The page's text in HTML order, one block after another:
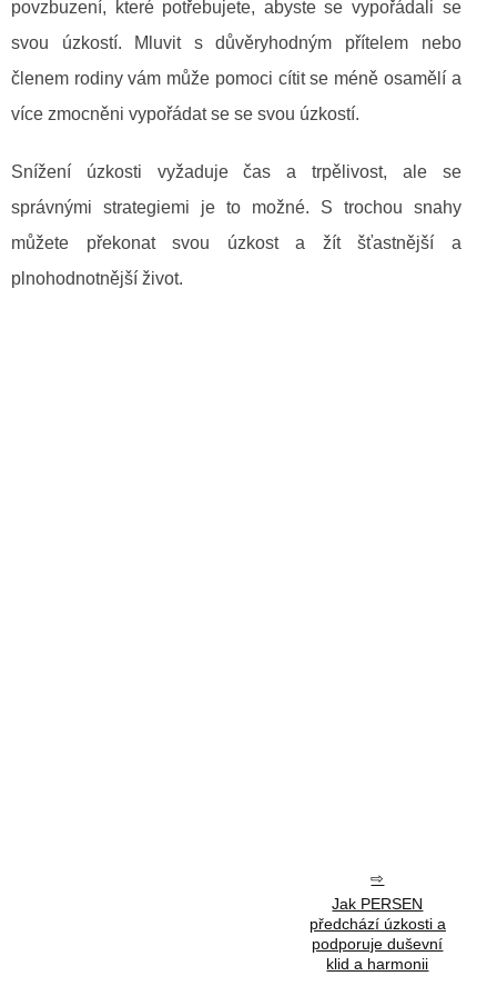
povzbuzení, které potřebujete, abyste se vypořádali se
svou úzkostí. Mluvit s důvěryhodným přítelem nebo
členem rodiny vám může pomoci cítit se méně osamělí a
více zmocněni vypořádat se se svou úzkostí.
Snížení úzkosti vyžaduje čas a trpělivost, ale se
správnými strategiemi je to možné. S trochou snahy
můžete překonat svou úzkost a žít šťastnější a
plnohodnotnější život.
Jak PERSEN
předchází úzkosti a
podporuje duševní
klid a harmonii